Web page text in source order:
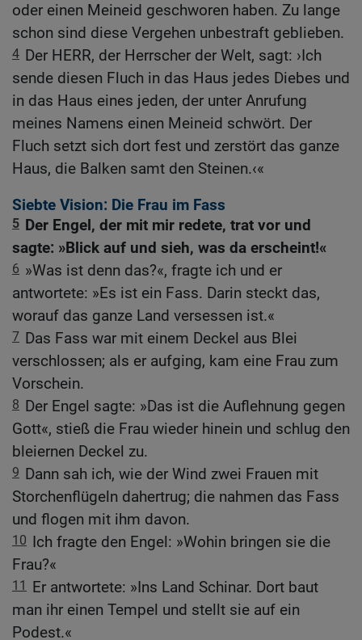
oder einen Meineid geschworen haben. Zu lange
schon sind diese Vergehen unbestraft geblieben.
4 Der HERR, der Herrscher der Welt, sagt: ›Ich
sende diesen Fluch in das Haus jedes Diebes und
in das Haus eines jeden, der unter Anrufung
meines Namens einen Meineid schwört. Der
Fluch setzt sich dort fest und zerstört das ganze
Haus, die Balken samt den Steinen.‹«
Siebte Vision: Die Frau im Fass
5 Der Engel, der mit mir redete, trat vor und
sagte: »Blick auf und sieh, was da erscheint!«
6 »Was ist denn das?«, fragte ich und er
antwortete: »Es ist ein Fass. Darin steckt das,
worauf das ganze Land versessen ist.«
7 Das Fass war mit einem Deckel aus Blei
verschlossen; als er aufging, kam eine Frau zum
Vorschein.
8 Der Engel sagte: »Das ist die Auflehnung gegen
Gott«, stieß die Frau wieder hinein und schlug den
bleiernen Deckel zu.
9 Dann sah ich, wie der Wind zwei Frauen mit
Storchenflügeln dahertrug; die nahmen das Fass
und flogen mit ihm davon.
10 Ich fragte den Engel: »Wohin bringen sie die
Frau?«
11
Er antwortete: »Ins Land Schinar. Dort baut
man ihr einen Tempel und stellt sie auf ein
Podest.«